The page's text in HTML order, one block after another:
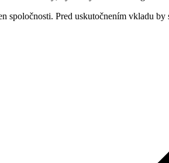
Pred uskutočnením vkladu